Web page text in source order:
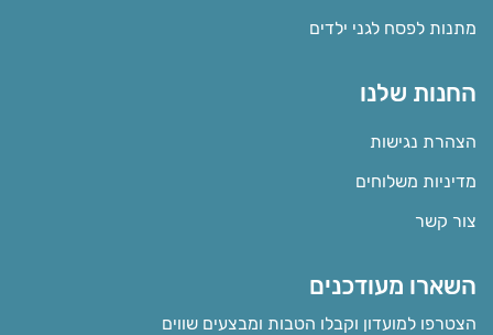
מתנות לפסח לגני ילדים
החנות שלנו
הצהרת נגישות
מדיניות משלוחים
צור קשר
השארו מעודכנים
הצטרפו למועדון וקבלו הטבות ומבצעים שווים